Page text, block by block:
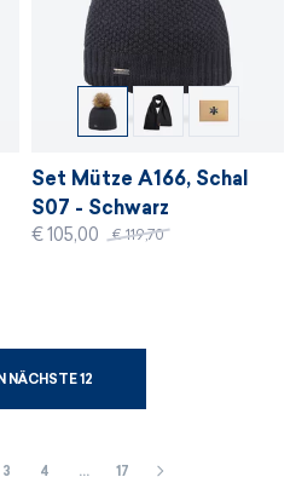
Set Mütze A166, Schal
S07 - Schwarz
€ 105,00 € 119,70
NÄCHSTE 12
3 4 … 17